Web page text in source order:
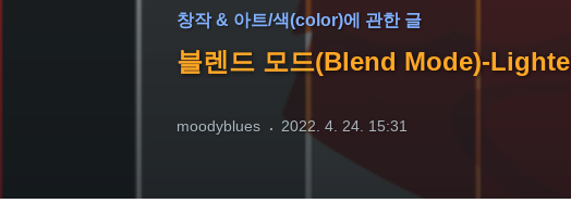
창작 & 아트/색(color)에 관한 글
블렌드 모드(Blend Mode)-
moodyblues 2022. 4. 24. 15:31